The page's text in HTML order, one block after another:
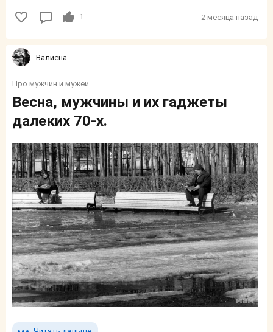
1 2 месяца назад
Валиенa
Про мужчин и мужей
Весна, мужчины и их гаджеты
далеких 70-х.